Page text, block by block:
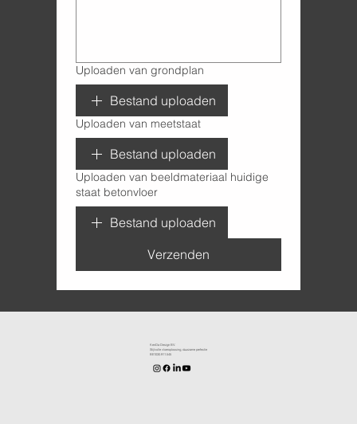
Uploaden van grondplan
Bestand uploaden
Uploaden van meetstaat
Bestand uploaden
Uploaden van beeldmateriaal huidige
staat betonvloer
Bestand uploaden
Verzenden
KenDa Design BV.
Stijlvolle vloeroplossing, duurzame perfectie
BE1030.911.545